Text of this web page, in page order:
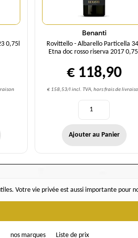
0,75l
Benanti
Rovittello - Albarello Particella
Etna doc rosso riserva 2017
€ 118,90
€ 158,53/l incl. TVA, hors frais de
Ajouter au Panier
Votre vie privée est aussi importante pour
nos marques Liste de prix